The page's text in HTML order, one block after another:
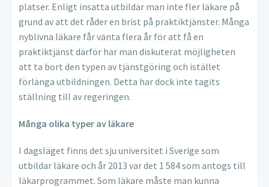
platser. Enligt insatta utbildar man inte fler läkare på
grund av att det råder en brist på praktiktjänster. Många
nyblivna läkare får vänta flera år för att få en
praktiktjänst därför har man diskuterat möjligheten
att ta bort den typen av tjänstgöring och istället
förlänga utbildningen. Detta har dock inte tagits
ställning till av regeringen.
Många olika typer av läkare
I dagsläget finns det sju universitet i Sverige som
utbildar läkare och år 2013 var det 1 584 som antogs till
läkarprogrammet. Som läkare måste man kunna